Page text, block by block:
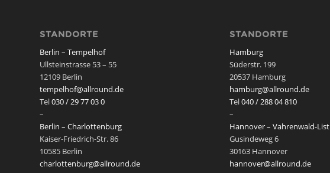
STANDORTE
Berlin – Tempelhof
Ullsteinstrasse 53 – 55
12109 Berlin
tempelhof@allround.de
Tel030 / 29 77 03 0
–
Berlin – Charlottenburg
Kaiser-Friedrich-Str. 86
10585 Berlin
charlottenburg@allround.de
STANDORTE
Hamburg
Süderstr. 199
20537 Hamburg
hamburg@allround.de
Tel040 / 288 04 810
–
Hannover – Vahrenwald-List
Gusindeweg 6
30163 Hannover
hannover@allround.de